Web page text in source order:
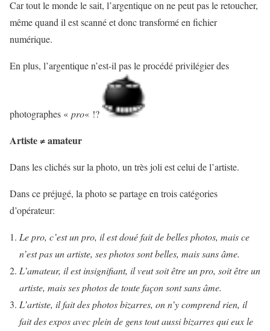
Car tout le monde le sait, l’argentique on ne peut pas le retoucher,
même quand il est scanné et donc transformé en fichier
numérique.
En plus, l’argentique n’est-il pas le procédé privilégier des
photographes « pro« !?
Artiste ≠ amateur
Dans les clichés sur la photo, un très joli est celui de l’artiste.
Dans ce préjugé, la photo se partage en trois catégories
d’opérateur:
Le pro, c’est un pro, il est doué fait de belles photos, mais ce
n’est pas un artiste, ses photos sont belles, mais sans âme.
L’amateur, il est insignifiant, il veut soit être un pro, soit être un
artiste, mais ses photos de toute façon sont sans âme.
L’artiste, il fait des photos bizarres, on n’y comprend rien, il
fait des expos avec plein de gens tout aussi bizarres qui eux le